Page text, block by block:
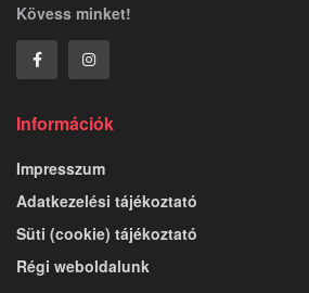
Kövess minket!
Információk
Impresszum
Adatkezelési tájékoztató
Süti (cookie) tájékoztató
Régi weboldalunk